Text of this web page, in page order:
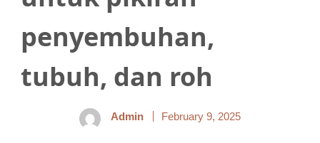
penyembuhan,
tubuh, dan roh
Admin February 9, 2025